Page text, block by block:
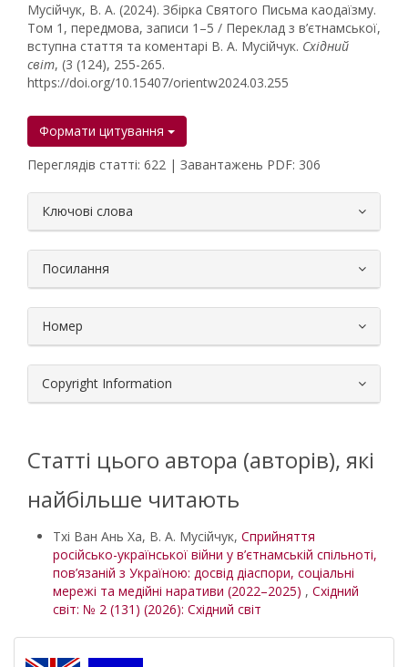
Мусійчук, В. А. (2024). Збірка Святого Письма каодаїзму.
Том 1, передмова, записи 1–5 / Переклад з в’єтнамської,
вступна стаття та коментарі В. А. Мусійчук. Східний
світ, (3 (124), 255-265.
https://doi.org/10.15407/orientw2024.03.255
Формати цитування
Переглядів статті: 622 | Завантажень PDF: 306
Ключові слова
Посилання
Номер
Copyright Information
Статті цього автора (авторів), які
найбільше читають
Тхі Ван Ань Ха, В. А. Мусійчук, Сприйняття
російсько-української війни у в’єтнамській спільноті,
пов’язаній з Україною: досвід діаспори, соціальні
мережі та медійні наративи (2022–2025) , Східний
світ: № 2 (131) (2026): Східний світ